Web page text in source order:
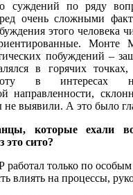
суждений по ряду
очень сложными
этого человека
Монте
побуждений –
в горячих
в интересах
направленности,
выявили. А это было
которые ехали
это сито?
только по особым
влиять на процессы,